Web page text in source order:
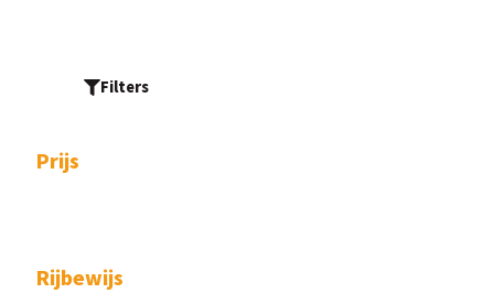
Filters
Prijs
Rijbewijs